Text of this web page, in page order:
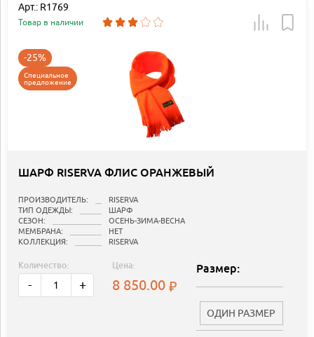
Арт.: R1769
Товар в наличии
-25%
Специальное
предложение
ШАРФ RISERVA ФЛИС ОРАНЖЕВЫЙ
ПРОИЗВОДИТЕЛЬ:
RISERVA
ТИП ОДЕЖДЫ:
ШАРФ
СЕЗОН:
ОСЕНЬ-ЗИМА-ВЕСНА
МЕМБРАНА:
НЕТ
КОЛЛЕКЦИЯ:
RISERVA
Количество:
- +
Цена:
8 850.00
Размер:
ОДИН РАЗМЕР